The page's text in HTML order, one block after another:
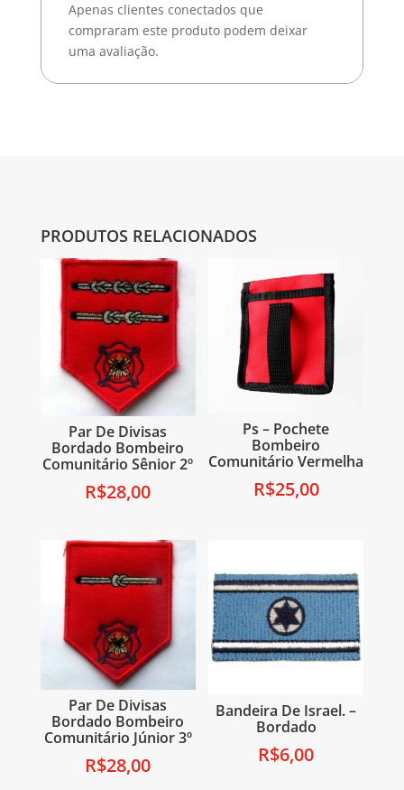
Apenas clientes conectados que
compraram este produto podem deixar
uma avaliação.
PRODUTOS RELACIONADOS
Par De Divisas
Bordado Bombeiro
Comunitário Sênior 2º
R$28,00
Ps – Pochete
Bombeiro
Comunitário Vermelha
R$25,00
Par De Divisas
Bordado Bombeiro
Comunitário Júnior 3º
R$28,00
Bandeira De Israel. –
Bordado
R$6,00